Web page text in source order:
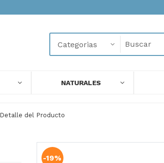
NATURALES
Detalle del Producto
-19%